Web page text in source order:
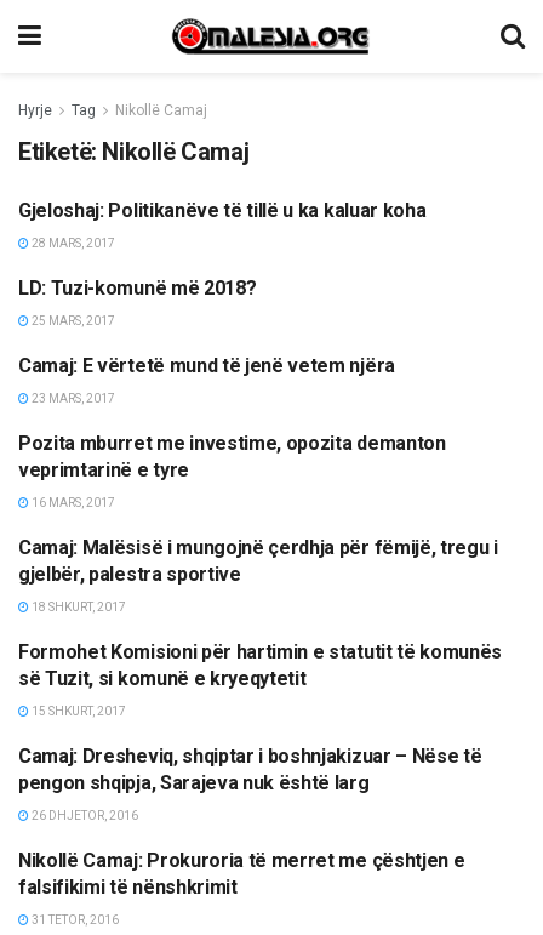
Hyrje Tag Nikollë Camaj
Etiketë: Nikollë Camaj
LAJME
Gjeloshaj: Politikanëve të tillë u ka kaluar koha
28 MARS, 2017
LAJME
LD: Tuzi-komunë më 2018?
25 MARS, 2017
LAJME
Camaj: E vërtetë mund të jenë vetem njëra
23 MARS, 2017
LAJME
Pozita mburret me investime, opozita demanton
veprimtarinë e tyre
16 MARS, 2017
LAJME
Camaj: Malësisë i mungojnë çerdhja për fëmijë, tregu i
gjelbër, palestra sportive
18 SHKURT, 2017
LAJME
Formohet Komisioni për hartimin e statutit të komunës
së Tuzit, si komunë e kryeqytetit
15 SHKURT, 2017
LAJME
Camaj: Dresheviq, shqiptar i boshnjakizuar – Nëse të
pengon shqipja, Sarajeva nuk është larg
26 DHJETOR, 2016
LAJME
Nikollë Camaj: Prokuroria të merret me çështjen e
falsifikimi të nënshkrimit
31 TETOR, 2016